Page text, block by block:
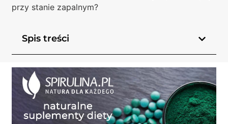
przy stanie zapalnym?
Spis treści